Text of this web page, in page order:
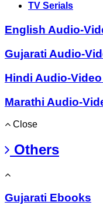
TV Serials
English Audio-
Gujarati Audio-
Hindi Audio-
Marathi Audio-
Close
Others
Gujarati Ebooks